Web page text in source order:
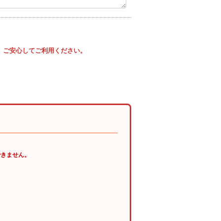
安心してご利用ください。
ません。